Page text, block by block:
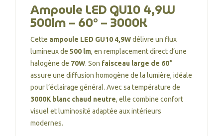
Ampoule LED GU10 4,9W
500lm – 60° – 3000K
Cette ampoule LED GU10 4,9Wdélivre un flux
lumineux de 500 lm, en remplacement direct d’une
halogène de 70W. Son faisceau large de 60°
assure une diffusion homogène de la lumière, idéale
pour l’éclairage général. Avec sa température de
3000K blanc chaud neutre, elle combine confort
visuel et luminosité adaptée aux intérieurs
modernes.